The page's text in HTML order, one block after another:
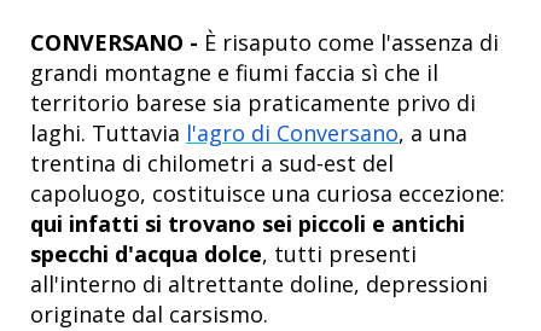
CONVERSANO - È risaputo come l'assenza di
grandi montagne e fiumi faccia sì che il
territorio barese sia praticamente privo di
laghi. Tuttavia l'agro di Conversano, a una
trentina di chilometri a sud-est del
capoluogo, costituisce una curiosa eccezione:
qui infatti si trovano sei piccoli e antichi
specchi d'acqua dolce, tutti presenti
all'interno di altrettante doline, depressioni
originate dal carsismo.